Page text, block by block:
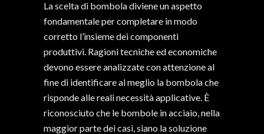
La scelta di bombola diviene un aspetto
fondamentale per completare in modo
corretto l’insieme dei componenti
produttivi. Ragioni tecniche ed economiche
devono essere analizzate con attenzione al
fine di identificare al meglio la bombola che
risponde alle reali necessità applicative. È
riconosciuto che le bombole in acciaio, nella
maggior parte dei casi, siano la soluzione